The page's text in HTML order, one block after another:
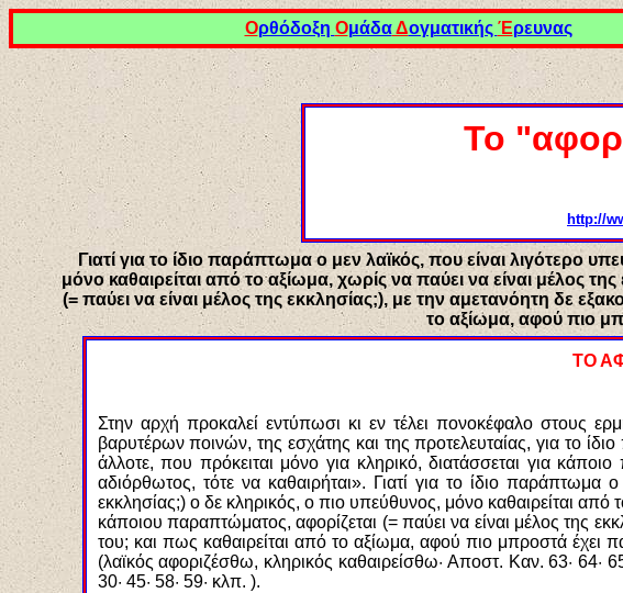
Ορθόδοξη ΟμάδαΔογματικής Έρευνας
Το
http://
Γιατί για το ίδιο παράπτωμα ο μεν λαϊκός, που είναι λιγότερο
μόνο καθαιρείται από το αξίωμα, χωρίς να παύει να είναι μέλος
(= παύει να είναι μέλος της εκκλησίας;), με την αμετανόητη δε
το αξίωμα, αφού πιο
ΤΟ
Στην αρχή προκαλεί εντύπωσι κι εν τέλει πονοκέφαλο στους
βαρυτέρων ποινών, της εσχάτης και της προτελευταίας, για το
άλλοτε, που πρόκειται μόνο για κληρικό, διατάσσεται για
αδιόρθωτος, τότε να καθαιρήται». Γιατί για το ίδιο παράπτωμα
εκκλησίας;) ο δε κληρικός, ο πιο υπεύθυνος, μόνο καθαιρείται από
κάποιου παραπτώματος, αφορίζεται (= παύει να είναι μέλος της
του; και πως καθαιρείται από το αξίωμα, αφού πιο μπροστά έχει
(λαϊκός αφοριζέσθω, κληρικός καθαιρείσθω· Αποστ. Καν. 63· 64·
30· 45· 58· 59· κλπ. ).